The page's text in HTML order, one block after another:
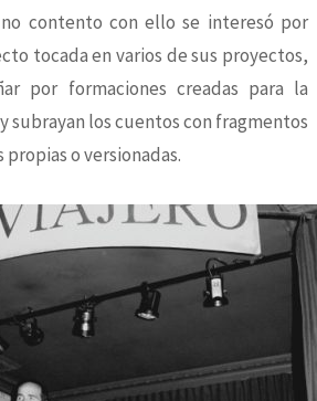
contento con ello se interesó por
tocada en varios de sus proyectos,
por formaciones creadas para la
subrayan los cuentos con fragmentos
o versionadas.